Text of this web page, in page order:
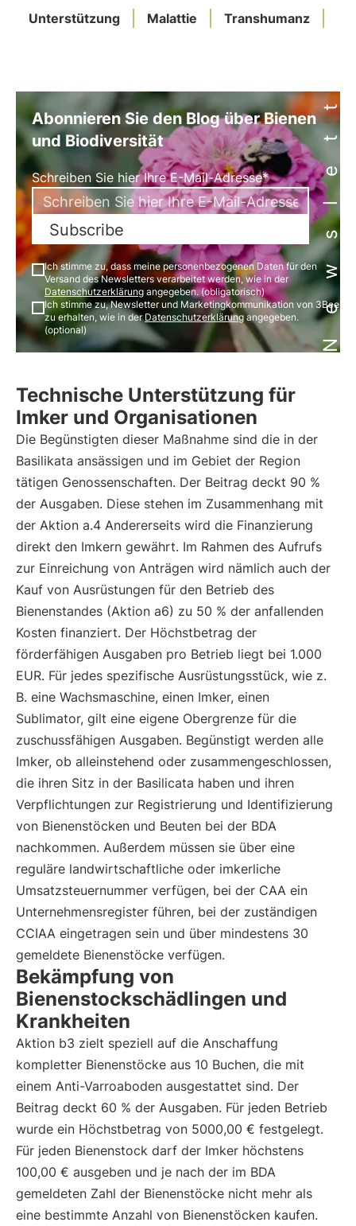
Unterstützung Malattie Transhumanz Newsletter
Abonnieren Sie den Blog über Bienen
und Biodiversität
Schreiben Sie hier Ihre E-Mail-Adresse*
Subscribe
Ich stimme zu, dass meine personenbezogenen Daten für den
Versand des Newsletters verarbeitet werden, wie in der
Datenschutzerklärung angegeben. (obligatorisch)
Ich stimme zu, Newsletter und Marketingkommunikation von 3Bee
zu erhalten, wie in derDatenschutzerklärungangegeben.
(optional)
Technische Unterstützung für
Imker und Organisationen
Die Begünstigten dieser Maßnahme sind die in der
Basilikata ansässigen und im Gebiet der Region
tätigen Genossenschaften. Der Beitrag deckt 90 %
der Ausgaben. Diese stehen im Zusammenhang mit
der Aktion a.4 Andererseits wird die Finanzierung
direkt den Imkern gewährt. Im Rahmen des Aufrufs
zur Einreichung von Anträgen wird nämlich auch der
Kauf von Ausrüstungen für den Betrieb des
Bienenstandes (Aktion a6) zu 50 % der anfallenden
Kosten finanziert. Der Höchstbetrag der
förderfähigen Ausgaben pro Betrieb liegt bei 1.000
EUR. Für jedes spezifische Ausrüstungsstück, wie z.
B. eine Wachsmaschine, einen Imker, einen
Sublimator, gilt eine eigene Obergrenze für die
zuschussfähigen Ausgaben. Begünstigt werden alle
Imker, ob alleinstehend oder zusammengeschlossen,
die ihren Sitz in der Basilicata haben und ihren
Verpflichtungen zur Registrierung und Identifizierung
von Bienenstöcken und Beuten bei der BDA
nachkommen. Außerdem müssen sie über eine
reguläre landwirtschaftliche oder imkerliche
Umsatzsteuernummer verfügen, bei der CAA ein
Unternehmensregister führen, bei der zuständigen
CCIAA eingetragen sein und über mindestens 30
gemeldete Bienenstöcke verfügen.
Bekämpfung von
Bienenstockschädlingen und
Krankheiten
Aktion b3 zielt speziell auf die Anschaffung
kompletter Bienenstöcke aus 10 Buchen, die mit
einem Anti-Varroaboden ausgestattet sind. Der
Beitrag deckt 60 % der Ausgaben. Für jeden Betrieb
wurde ein Höchstbetrag von 5000,00 € festgelegt.
Für jeden Bienenstock darf der Imker höchstens
100,00 € ausgeben und je nach der im BDA
gemeldeten Zahl der Bienenstöcke nicht mehr als
eine bestimmte Anzahl von Bienenstöcken kaufen.